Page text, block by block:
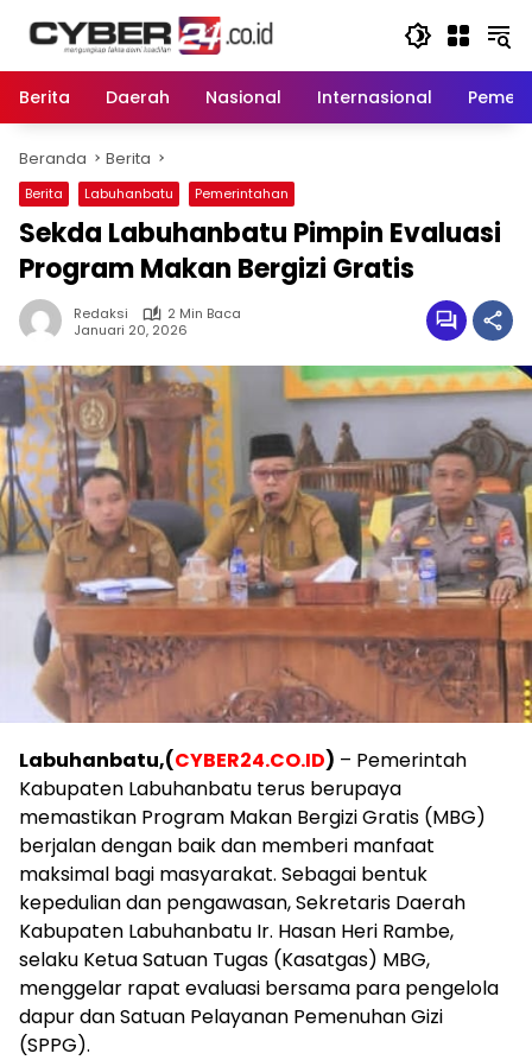
Berita
Daerah Nasional Internasional
Beranda Berita
Berita Labuhanbatu Pemerintahan
Sekda Labuhanbatu Pimpin Evaluasi
Program Makan Bergizi Gratis
Redaksi
2 Min Baca
Januari 20, 2026
Labuhanbatu,(CYBER24.CO.ID) – Pemerintah
Kabupaten Labuhanbatu terus berupaya
memastikan Program Makan Bergizi Gratis (MBG)
berjalan dengan baik dan memberi manfaat
maksimal bagi masyarakat. Sebagai bentuk
kepedulian dan pengawasan, Sekretaris Daerah
Kabupaten Labuhanbatu Ir. Hasan Heri Rambe,
selaku Ketua Satuan Tugas (Kasatgas) MBG,
menggelar rapat evaluasi bersama para pengelola
dapur dan Satuan Pelayanan Pemenuhan Gizi
(SPPG).